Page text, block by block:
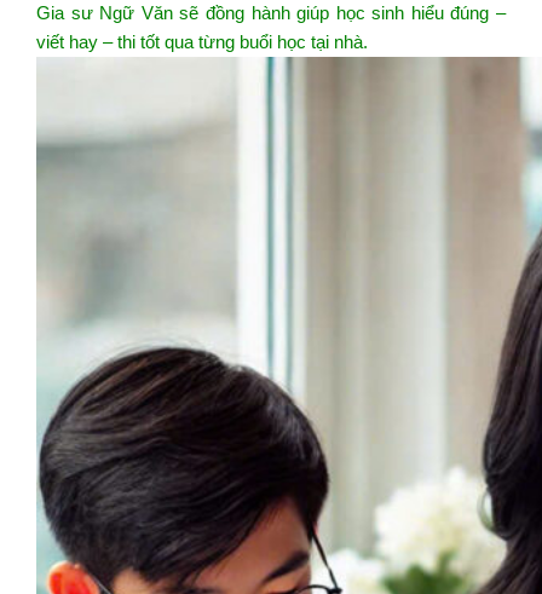
Gia sư Ngữ Văn sẽ đồng hành giúp học sinh hiểu đúng –
viết hay – thi tốt qua từng buổi học tại nhà.